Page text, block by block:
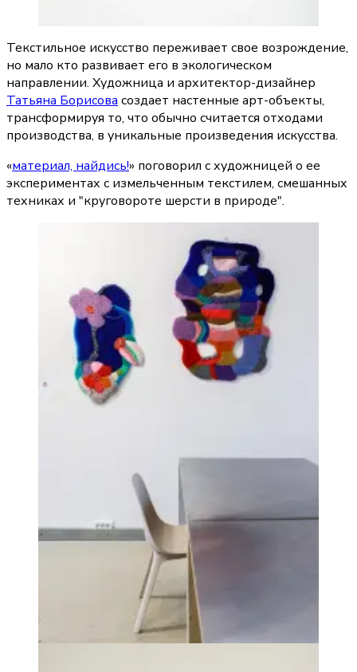
Текстильное искусство переживает свое возрождение,
но мало кто развивает его в экологическом
Татьяна Борисова создает настенные арт-объекты,
трансформируя то, что обычно считается отходами
производства, в уникальные произведения искусства.
«материал, найдись!» поговорил с художницей о ее
экспериментах с измельченным текстилем, смешанных
техниках и "круговороте шерсти в природе".